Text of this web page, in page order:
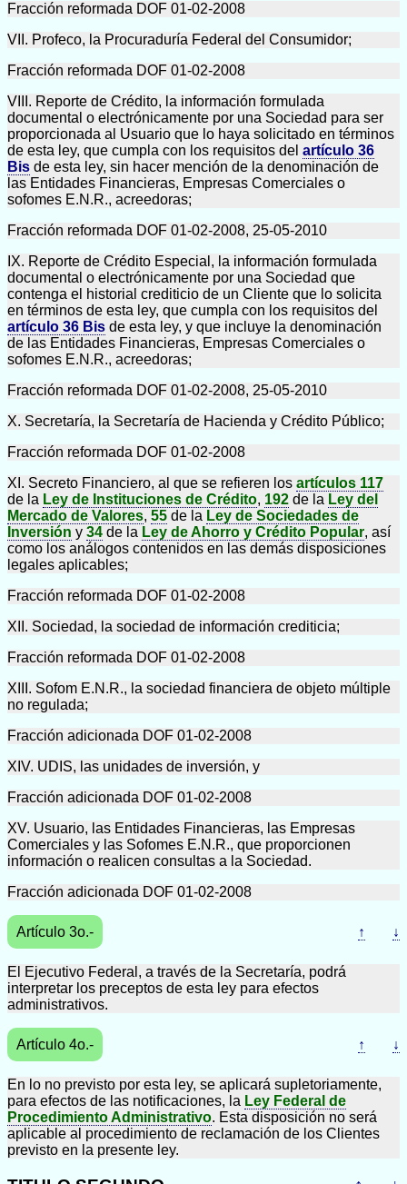
Fracción reformada DOF 01-02-2008
VII. Profeco, la Procuraduría Federal del Consumidor;
Fracción reformada DOF 01-02-2008
VIII. Reporte de Crédito, la información formulada
documental o electrónicamente por una Sociedad para ser
proporcionada al Usuario que lo haya solicitado en términos
de esta ley, que cumpla con los requisitos del artículo 36
Bis de esta ley, sin hacer mención de la denominación de
las Entidades Financieras, Empresas Comerciales o
sofomes E.N.R., acreedoras;
Fracción reformada DOF 01-02-2008, 25-05-2010
IX. Reporte de Crédito Especial, la información formulada
documental o electrónicamente por una Sociedad que
contenga el historial crediticio de un Cliente que lo solicita
en términos de esta ley, que cumpla con los requisitos del
artículo 36 Bis de esta ley, y que incluye la denominación
de las Entidades Financieras, Empresas Comerciales o
sofomes E.N.R., acreedoras;
Fracción reformada DOF 01-02-2008, 25-05-2010
X. Secretaría, la Secretaría de Hacienda y Crédito Público;
Fracción reformada DOF 01-02-2008
XI. Secreto Financiero, al que se refieren los artículos 117
de la Ley de Instituciones de Crédito, 192 de la Ley del
Mercado de Valores, 55 de la Ley de Sociedades de
Inversión y 34 de la Ley de Ahorro y Crédito Popular, así
como los análogos contenidos en las demás disposiciones
legales aplicables;
Fracción reformada DOF 01-02-2008
XII. Sociedad, la sociedad de información crediticia;
Fracción reformada DOF 01-02-2008
XIII. Sofom E.N.R., la sociedad financiera de objeto múltiple
no regulada;
Fracción adicionada DOF 01-02-2008
XIV. UDIS, las unidades de inversión, y
Fracción adicionada DOF 01-02-2008
XV. Usuario, las Entidades Financieras, las Empresas
Comerciales y las Sofomes E.N.R., que proporcionen
información o realicen consultas a la Sociedad.
Fracción adicionada DOF 01-02-2008
Artículo 3o.- ↑ ↓
El Ejecutivo Federal, a través de la Secretaría, podrá
interpretar los preceptos de esta ley para efectos
administrativos.
Artículo 4o.- ↑ ↓
En lo no previsto por esta ley, se aplicará supletoriamente,
para efectos de las notificaciones, la Ley Federal de
Procedimiento Administrativo. Esta disposición no será
aplicable al procedimiento de reclamación de los Clientes
previsto en la presente ley.